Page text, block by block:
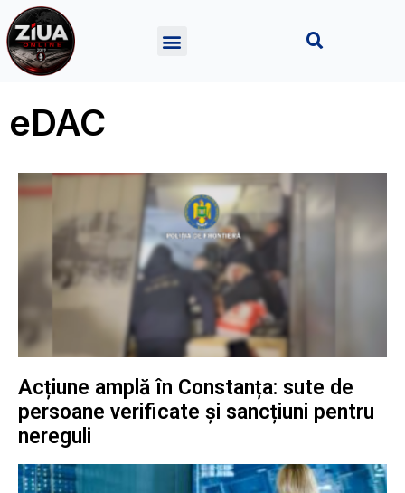
eDAC
Acțiune amplă în Constanța: sute de
persoane verificate și sancțiuni pentru
nereguli